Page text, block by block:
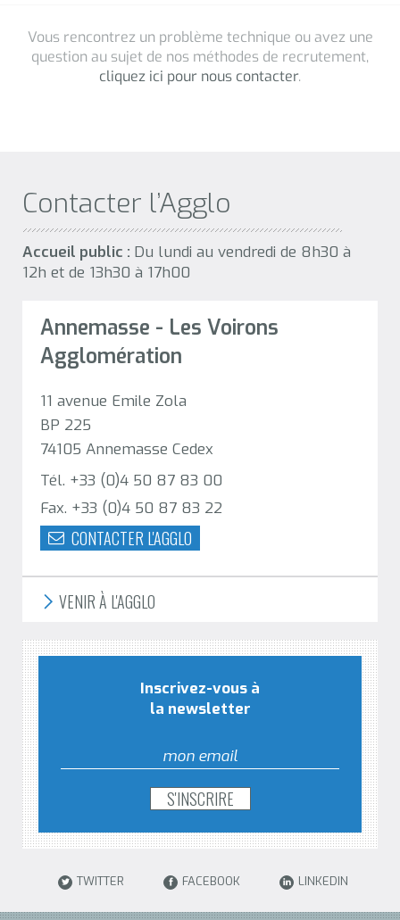
Contacter l’Agglo
Accueil public : Du lundi au vendredi de 8h30 à
12h et de 13h30 à 17h00
Annemasse - Les Voirons
Agglomération
11 avenue Emile Zola
BP 225
74105 Annemasse Cedex
Tél. +33 (0)4 50 87 83 00
Fax. +33 (0)4 50 87 83 22
CONTACTER L'AGGLO
VENIR À L'AGGLO
Inscrivez-vous à
la newsletter
TWITTER FACEBOOK LINKEDIN